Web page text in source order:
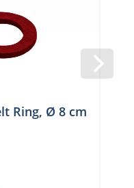
Ring, Ø 8 cm